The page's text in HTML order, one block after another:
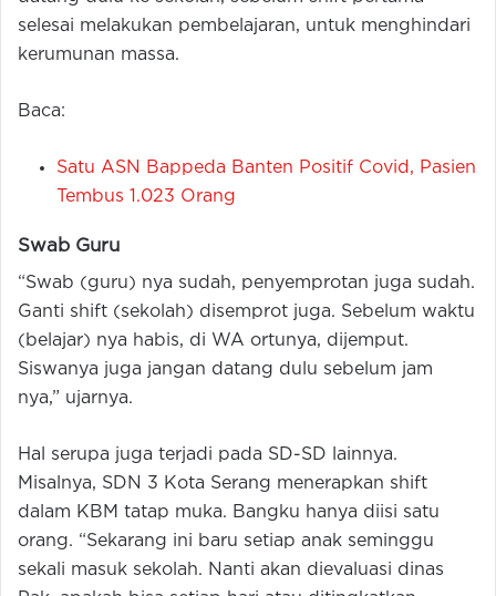
selesai melakukan pembelajaran, untuk menghindari
kerumunan massa.
Baca:
Satu ASN Bappeda Banten Positif Covid, Pasien
Tembus 1.023 Orang
Swab Guru
“Swab (guru) nya sudah, penyemprotan juga sudah.
Ganti shift (sekolah) disemprot juga. Sebelum waktu
(belajar) nya habis, di WA ortunya, dijemput.
Siswanya juga jangan datang dulu sebelum jam
nya,” ujarnya.
Hal serupa juga terjadi pada SD-SD lainnya.
Misalnya, SDN 3 Kota Serang menerapkan shift
dalam KBM tatap muka. Bangku hanya diisi satu
orang. “Sekarang ini baru setiap anak seminggu
sekali masuk sekolah. Nanti akan dievaluasi dinas